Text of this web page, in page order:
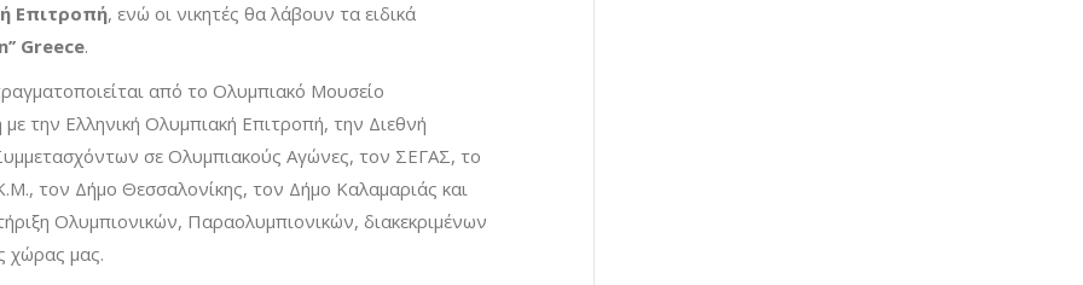
Επιτροπή, ενώ οι νικητές θα λάβουν τα ειδικά
Greece.
από το Ολυμπιακό Μουσείο
την Ελληνική Ολυμπιακή Επιτροπή, την Διεθνή
σε Ολυμπιακούς Αγώνες, τον ΣΕΓΑΣ, το
τον Δήμο Θεσσαλονίκης, τον Δήμο Καλαμαριάς και
Ολυμπιονικών, Παραολυμπιονικών, διακεκριμένων
χώρας μας.